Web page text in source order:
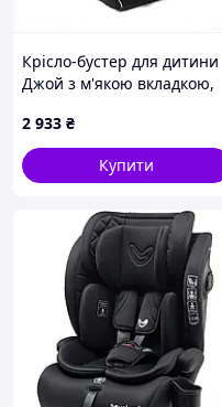
Крісло-бустер для дитини
Джой з м'якою вкладкою,
2 933 ₴
Купити